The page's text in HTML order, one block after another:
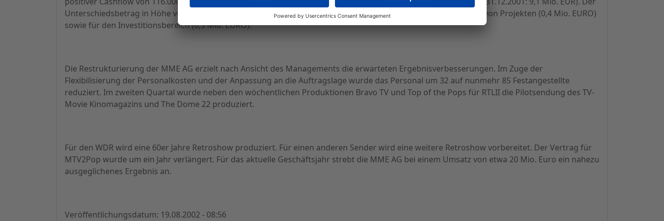
Unterschiedsbetrag in Höhe von 0,9 Mio. EUR wurde nach Unternehmensangaben genutzt zur Vorfinanzierung von Projekten (0,4 Mio. EURO)
sowie für den Investitionsbereich (0,5 Mio. EURO).
Die Restrukturierung der MME AG erzielt nach Ansicht des Managements die erwarteten Ergebnisverbesserungen. Im Zuge der
Flexibilisierung der Personalkosten und der Anpassung an die Auftragslage wurde das Personal um 32 auf nunmehr 85 Festangestellte
reduziert. Im zweiten Quartal wurde neben den wöchentlichen Produktionen Bravo TV und Top of the Pops für RTLII die Pilotsendung des TV-
Movie Kinomagazins und The Dome 22 produziert.
Für den WDR wird eine 60er Jahre Retroshow produziert. Für einen anderen Sender wird eine weitere Retroshow vorbereitet. Der Vertrag für
MTV2Pop wurde um ein Jahr verlängert. Für das aktuelle Geschäftsjahr strebt die MME AG bei einem Umsatz von etwa 20 Mio. Euro ein nahezu
ausgeglichenes Ergebnis an.
Veröffentlichungsdatum: 19.08.2002 - 08:56